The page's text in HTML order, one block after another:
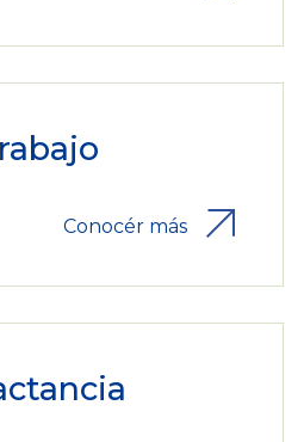
Conocér más